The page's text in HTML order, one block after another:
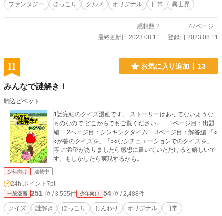
ファンタジー ほっこり グルメ オリジナル 日常 異世界
感想数 2
47ページ
最終更新日 2023.08.11
登録日 2023.08.11
11 お気に入り追加 13
みんなで謎解き！
駒込ピペット
1話完結のクイズ漫画です。 ストーリーはあってないような
ものなので どこからでもご覧ください。 1ページ目：出題
編 2ページ目：シンキングタイム 3ページ目：解答編 「○
○が答のクイズを」「○○なシチュエーションでのクイズを」
等 ご希望がありましたら感想に書いていただけると嬉しいで
す。もしかしたら実現するかも。
少年向け 連載中
24h.ポイント 7pt
一般漫画 251 位 / 8,555件 少年向け 54 位 / 2,488件
クイズ 謎解き ほっこり じんわり オリジナル 日常